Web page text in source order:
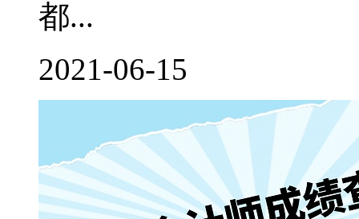
都...
2021-06-15